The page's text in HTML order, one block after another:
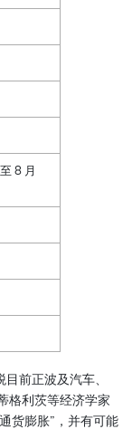
8 月
前正波及汽车、
格利茨等经济学家
货膨胀”，并有可能